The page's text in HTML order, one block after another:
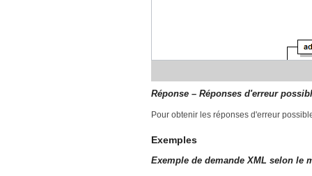
Réponse – Réponses d'erreur
Pour obtenir les réponses d'erreur
Exemples
Exemple de demande XML selon le